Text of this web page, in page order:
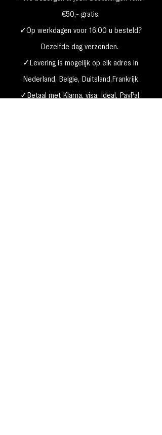
€50,- gratis.
✓Op werkdagen voor 16.00 u besteld?
Dezelfde dag verzonden.
✓Levering is mogelijk op elk adres in
Nederland, België, Duitsland,Frankrijk
✓Betaal met Klarna, visa, Ideal, PayPal,